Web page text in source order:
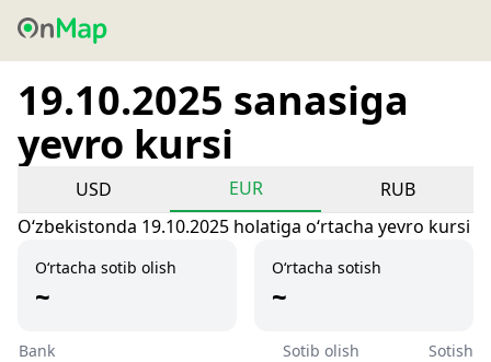
19.10.2025 sanasiga
yevro kursi
USD EUR
RUB
Oʻzbekistonda 19.10.2025 holatiga oʻrtacha yevro kursi
O‘rtacha sotib olish
~
O‘rtacha sotish
~
Bank Sotib olish
Sotish